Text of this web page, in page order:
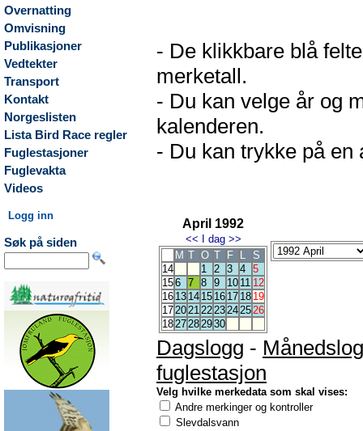
Overnatting
Omvisning
Publikasjoner
Vedtekter
Transport
Kontakt
Norgeslisten
Lista Bird Race regler
Fuglestasjoner
Fuglevakta
Videos
Logg inn
Søk på siden
- De klikkbare blå
merketall.
- Du kan velge år og
kalenderen.
- Du kan trykke på en
April 1992
<< I dag >>
M T O T F L
S
14
1 2 3 4 5
156 7 8 9 10 11 12
16 13 14 15 16 17 18 19
1720212223242526
1827282930
Dagslogg -
fuglestasjon
Velg hvilke merkedata som skal vises:
Andre merkinger og kontroller
Slevdalsvann